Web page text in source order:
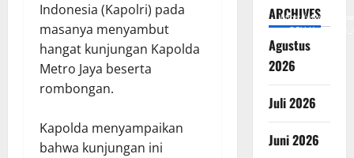
Indonesia (Kapolri) pada
masanya menyambut
hangat kunjungan Kapolda
Metro Jaya beserta
rombongan.
Kapolda menyampaikan
bahwa kunjungan ini
https://
ARCHIVES
Agustus
2026
Juli 2026
Juni 2026